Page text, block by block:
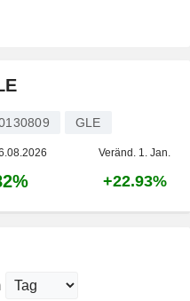
GLE
Veränd. 1. Jan.
+22.93%